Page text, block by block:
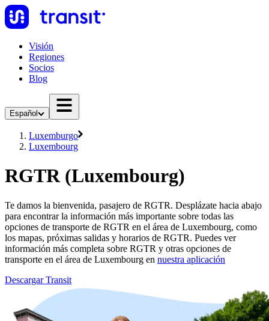
Visión
Regiones
Socios
Blog
Español
Luxemburgo
Luxembourg
RGTR (Luxembourg)
Te damos la bienvenida, pasajero de RGTR. Desplázate hacia abajo
para encontrar la información más importante sobre todas las
opciones de transporte de RGTR en el área de Luxembourg, como
los mapas, próximas salidas y horarios de RGTR. Puedes ver
información más completa sobre RGTR y otras opciones de
transporte en el área de Luxembourg en nuestra aplicación
Descargar Transit